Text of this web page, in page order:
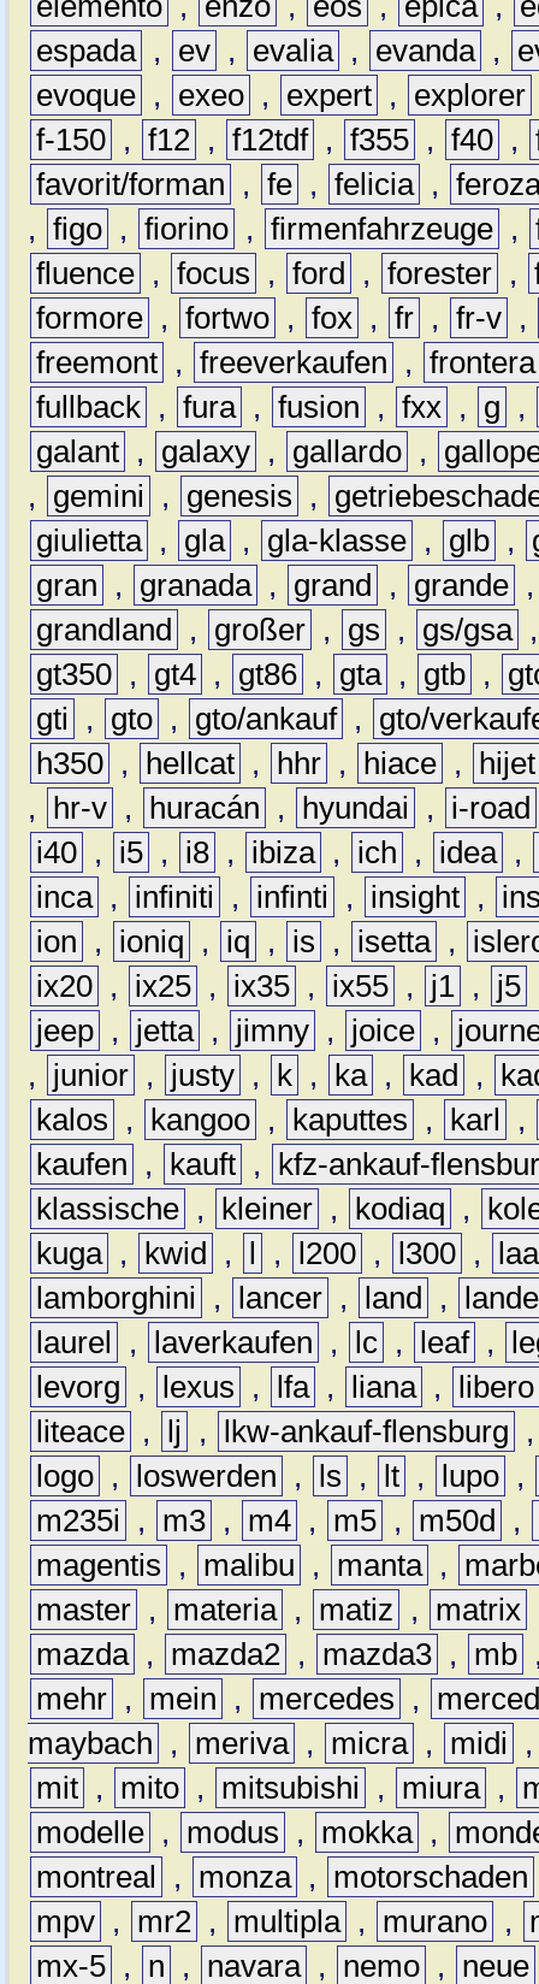
espada , ev , evalia , evanda ,
evoque , exeo , expert , explorer
f-150 , f12 , f12tdf , f355 , f40 ,
favorit/forman
, fe , felicia ,
, figo , fiorino , firmenfahrzeuge ,
fluence , focus , ford , forester ,
formore , fortwo , fox , fr , fr-v ,
freemont , freeverkaufen , frontera
fullback , fura , fusion , fxx , g
,
galant , galaxy , gallardo ,
,
gemini , genesis ,
giulietta , gla , gla-klasse , glb ,
gran
, granada , grand , grande
grandland
, großer , gs , gs/gsa
gt350 , gt4 , gt86 , gta , gtb ,
gti
, gto , gto/ankauf ,
gto/
h350 , hellcat , hhr , hiace ,
hijet
,
hr-v , huracán , hyundai ,
i-road
i40 , i5 , i8 , ibiza , ich , idea ,
inca , infiniti , infinti , insight ,
ion
, ioniq , iq , is , isetta ,
ix20 , ix25 , ix35 , ix55 , j1 , j5
jeep , jetta , jimny , joice ,
,
junior , justy , k , ka , kad ,
kalos
, kangoo , kaputtes , karl
,
kaufen
, kauft ,
kfz-ankauf-
klassische , kleiner , kodiaq ,
kuga , kwid , l , l200 , l300 ,
lamborghini
, lancer , land ,
laurel
, laverkaufen , lc , leaf ,
levorg
, lexus , lfa , liana ,
libero
liteace , lj , lkw-ankauf-flensburg
logo , loswerden , ls , lt , lupo ,
m235i
, m3 , m4 , m5 , m50d ,
magentis
, malibu , manta ,
master , materia , matiz , matrix
mazda , mazda2 , mazda3 , mb
mehr , mein , mercedes ,
maybach
, meriva , micra , midi
mit , mito , mitsubishi , miura ,
modelle , modus , mokka ,
montreal
, monza , motorschaden
mpv , mr2 , multipla , murano ,
mx-5 , n , navara , nemo , neue